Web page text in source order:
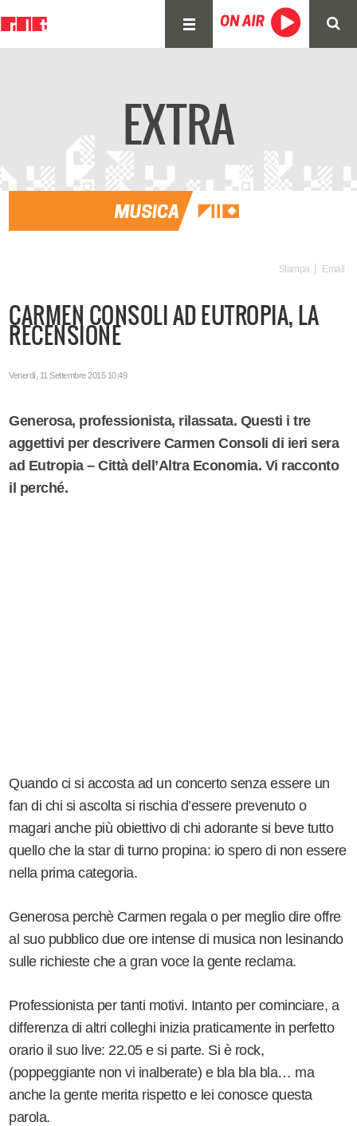
EXTRA
Stampa Email
CARMEN CONSOLI AD EUTROPIA, LA
RECENSIONE
Venerdì, 11 Settembre 2015 10:49
Generosa, professionista, rilassata. Questi i tre
aggettivi per descrivere Carmen Consoli di ieri sera
ad Eutropia – Città dell’Altra Economia. Vi racconto
il perché.
Quando ci si accosta ad un concerto senza essere un
fan di chi si ascolta si rischia d’essere prevenuto o
magari anche più obiettivo di chi adorante si beve tutto
quello che la star di turno propina: io spero di non essere
nella prima categoria.
Generosa perchè Carmen regala o per meglio dire offre
al suo pubblico due ore intense di musica non lesinando
sulle richieste che a gran voce la gente reclama.
Professionista per tanti motivi. Intanto per cominciare, a
differenza di altri colleghi inizia praticamente in perfetto
orario il suo live: 22.05 e si parte. Si è rock,
(poppeggiante non vi inalberate) e bla bla bla… ma
anche la gente merita rispetto e lei conosce questa
parola.